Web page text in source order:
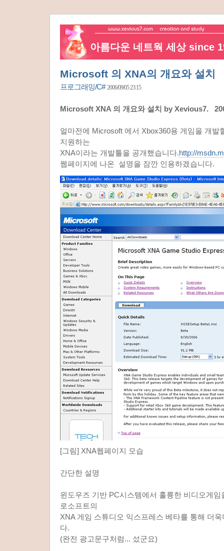
아름다운 네트웍 세상 since
Microsoft 의 XNA의 개요와 설치
프로그래밍/C# 2006/09/05 23:15
Microsoft XNA 의 개요와 설치 by Xevious7.
얼마전에 Microsoft 에서 Xbox360용 게임을 개발
지원하는
XNA이라는 개발툴을 공개했습니다.http://
웹페이지에 나온 설명을 잠깐 인용하겠습니다.
[그림] XNA웹페이지 모습
간단한 설명
윈도우즈 기반 PC시스템에서 훌륭한 비디오게
로소프트의
XNA 게임 스튜디오 익스프레스 베타를 통해 더
다.
(완전 광고문구처럼... 섰군요)